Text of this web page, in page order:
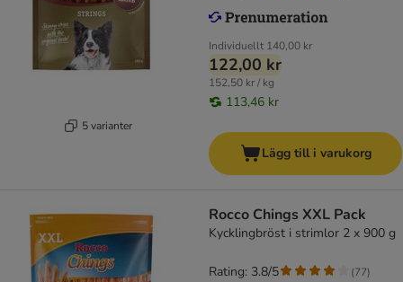
5 varianter
Individuellt 140,00 kr
122,00 kr
152,50 kr / kg
113,46 kr
Lägg till i varukorg
Rocco Chings XXL Pack
Kycklingbröst i strimlor 2 x 900 g
Rating: 3.8/5 (77)